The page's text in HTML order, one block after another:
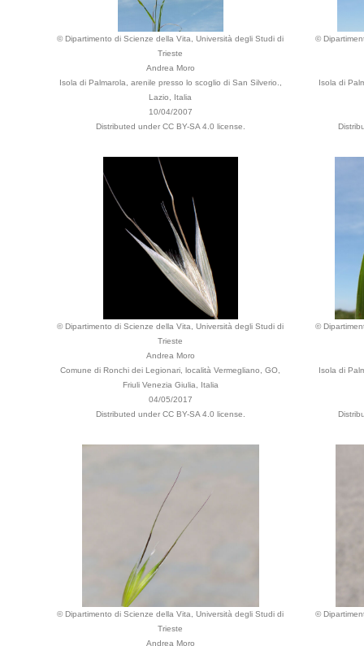
© Dipartimento di Scienze della Vita, Università degli Studi di
Trieste
Andrea Moro
Isola di Palmarola, arenile presso lo scoglio di San Silverio.,
Lazio, Italia
10/04/2007
Distributed under CC BY-SA 4.0 license.
©
Isola di
© Dipartimento di Scienze della Vita, Università degli Studi di
Trieste
Andrea Moro
Comune di Ronchi dei Legionari, località Vermegliano, GO,
Friuli Venezia Giulia, Italia
04/05/2017
Distributed under CC BY-SA 4.0 license.
©
Isola di
© Dipartimento di Scienze della Vita, Università degli Studi di
Trieste
Andrea Moro
©